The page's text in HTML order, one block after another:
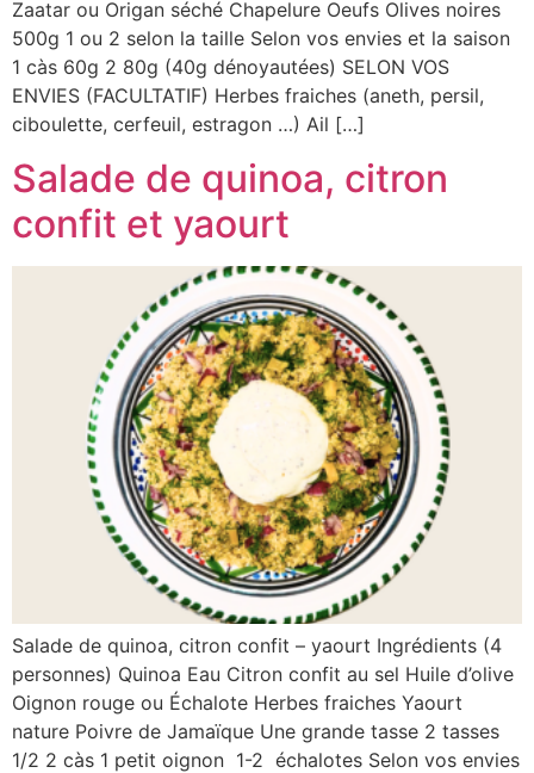
Zaatar ou Origan séché Chapelure Oeufs Olives noires
500g 1 ou 2 selon la taille Selon vos envies et la saison
1 càs 60g 2 80g (40g dénoyautées) SELON VOS
ENVIES (FACULTATIF) Herbes fraiches (aneth, persil,
ciboulette, cerfeuil, estragon …) Ail […]
Salade de quinoa, citron
confit et yaourt
Salade de quinoa, citron confit – yaourt Ingrédients (4
personnes) Quinoa Eau Citron confit au sel Huile d’olive
Oignon rouge ou Échalote Herbes fraiches Yaourt
nature Poivre de Jamaïque Une grande tasse 2 tasses
1/2 2 càs 1 petit oignon 1-2 échalotes Selon vos envies